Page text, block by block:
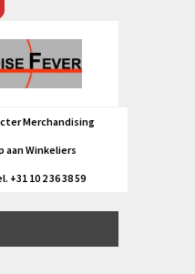
Merchandising
Winkeliers
10 2 36 38 59